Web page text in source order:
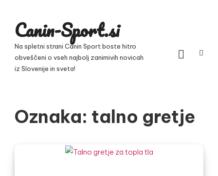
contentCanin-Sport.si
Na spletni strani Canin Sport boste hitro
obveščeni o vseh najbolj zanimivih novicah
iz Slovenije in sveta!
Oznaka: talno gretje